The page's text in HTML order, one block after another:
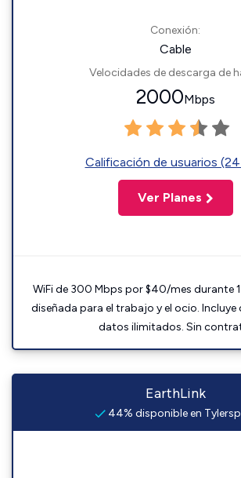
Conexión:
Cable
Velocidades de descarga de
2000Mbps
Calificación de usuarios
Ver Planes
WiFi de 300 Mbps por $40/mes durante
diseñada para el trabajo y el ocio. Incluye
datos ilimitados. Sin
EarthLink
44% disponible en